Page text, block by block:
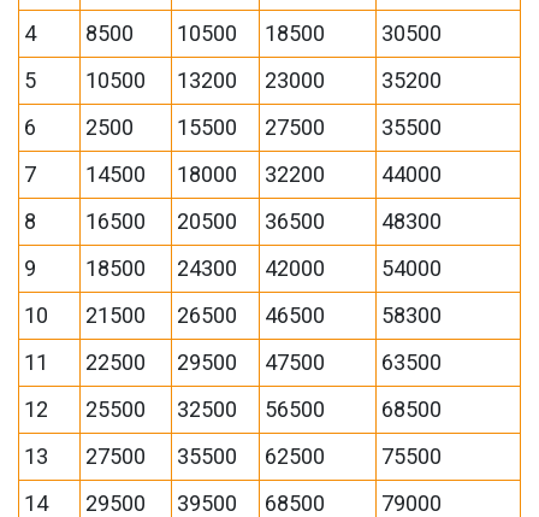
4 8500 10500 18500
30500
5
10500 13200 23000
35200
6
2500 15500 27500
35500
7
14500 18000 32200
44000
8
16500 20500 36500
48300
9
18500 24300 42000
54000
10
21500 26500 46500
58300
11
22500 29500 47500
63500
12
25500 32500 56500
68500
13
27500 35500 62500
75500
14
29500 39500 68500
79000